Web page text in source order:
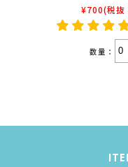
¥700(税
数量：